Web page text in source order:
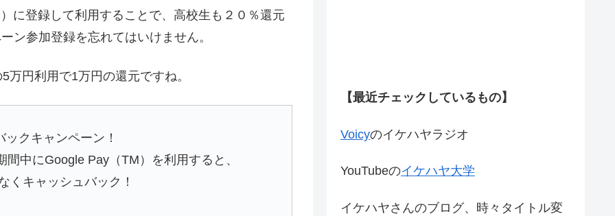
に登録して利用することで、高校生も２０％還元
ン参加登録を忘れてはいけません。
円利用で1万円の還元ですね。
クキャンペーン！
中にGoogle Pay（TM）を利用すると、
くキャッシュバック！
【最近チェックしているもの】
Voicyのイケハヤラジオ
YouTubeのイケハヤ大学
イケハヤさんのブログ、時々タイトル変